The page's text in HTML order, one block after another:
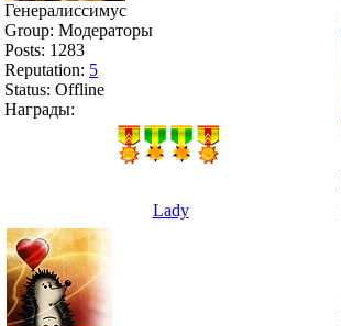
Генералиссимус
Group: Модераторы
Posts: 1283
Reputation: 5
Status: Offline
Награды:
Lady